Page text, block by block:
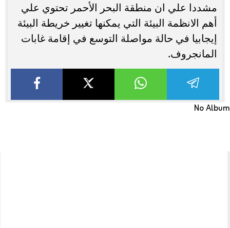
مشددا علي ان منطقة البحر الأحمر تحتوي علي
أهم الانظمة البيئة التي يمكنها تغيير خريطة البيئة
إيجابيا في حالة مواصلة التوسع في إقامة غابات
المانجروف.
No Album